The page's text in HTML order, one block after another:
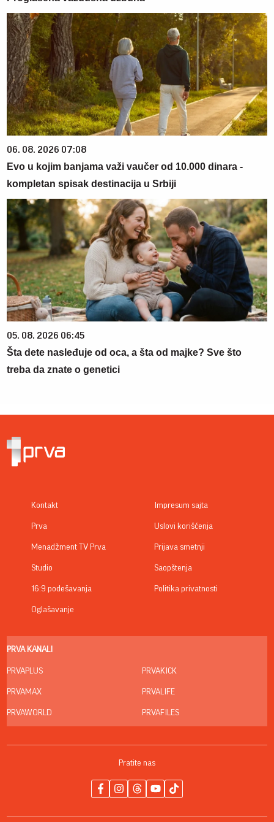
06. 08. 2026 07:08
Evo u kojim banjama važi vaučer od 10.000 dinara -
kompletan spisak destinacija u Srbiji
05. 08. 2026 06:45
Šta dete nasleđuje od oca, a šta od majke? Sve što
treba da znate o genetici
Kontakt
Prva
Menadžment TV Prva
Studio
16:9 podešavanja
Oglašavanje
Impresum sajta
Uslovi korišćenja
Prijava smetnji
Saopštenja
Politika privatnosti
PRVA KANALI
PRVAPLUS
PRVAMAX
PRVAWORLD
PRVAKICK
PRVALIFE
PRVAFILES
Pratite nas